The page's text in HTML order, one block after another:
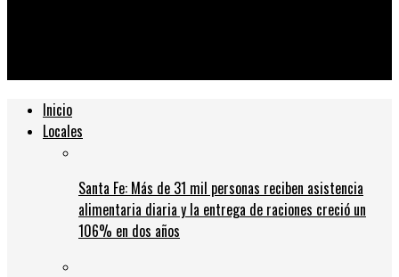
Inicio
Locales
Santa Fe: Más de 31 mil personas reciben asistencia
alimentaria diaria y la entrega de raciones creció un
106% en dos años